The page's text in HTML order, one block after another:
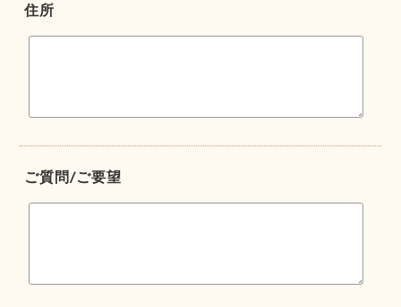
住所
ご質問/ご要望